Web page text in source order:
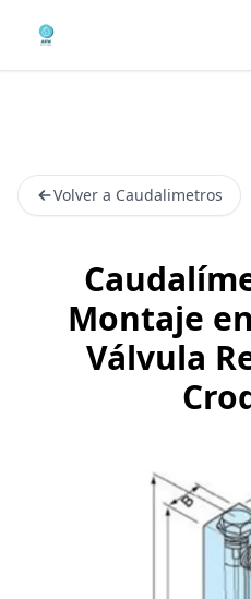
Volver a Caudalimetros
Montaje
Válvula